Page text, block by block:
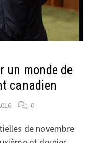
un monde de
canadien
0
de novembre